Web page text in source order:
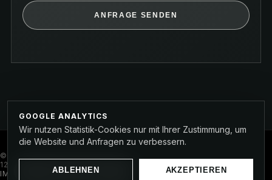
ANFRAGE SENDEN
ANRUFEN ANFRAGE
© TISCHMACHER PREMIUMCARS · PAUL-JOSEPH-STRASSE 1
2-14 · 64658 FÜRTH / ERLENBACH
IMPRESSUM DATENSCHUTZ
GOOGLE ANALYTICS
Wir nutzen Statistik-Cookies nur mit Ihrer Zustimmung, um
die Website und Anfragen zu verbessern.
ABLEHNEN AKZEPTIEREN